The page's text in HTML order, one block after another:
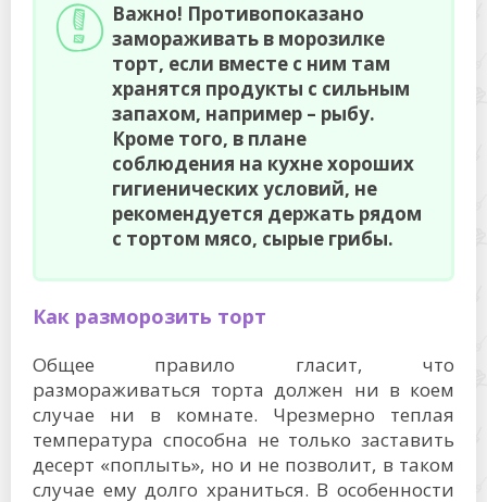
Важно! Противопоказано
замораживать в морозилке
торт, если вместе с ним там
хранятся продукты с сильным
запахом, например – рыбу.
Кроме того, в плане
соблюдения на кухне хороших
гигиенических условий, не
рекомендуется держать рядом
с тортом мясо, сырые грибы.
Как разморозить торт
Общее правило гласит, что
размораживаться торта должен ни в коем
случае ни в комнате. Чрезмерно теплая
температура способна не только заставить
десерт «поплыть», но и не позволит, в таком
случае ему долго храниться. В особенности